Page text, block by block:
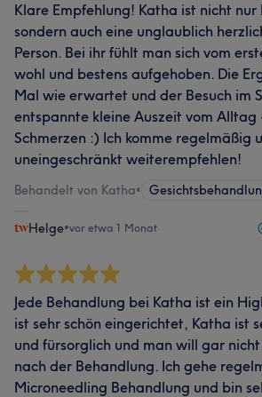
Klare Empfehlung! Katha ist nicht nur
sondern auch eine unglaublich
Person. Bei ihr fühlt man sich vom
wohl und bestens aufgehoben. Die
Mal wie erwartet und der Besuch im
entspannte kleine Auszeit vom
Schmerzen :) Ich komme regelmäßig
uneingeschränkt weiterempfehlen!
Behandelt von Katha•
Helge•vor etwa 1 Monat
Jede Behandlung bei Katha ist ein
ist sehr schön eingerichtet, Katha ist
und fürsorglich und man will gar
nach der Behandlung. Ich gehe
Microneedling Behandlung und bin